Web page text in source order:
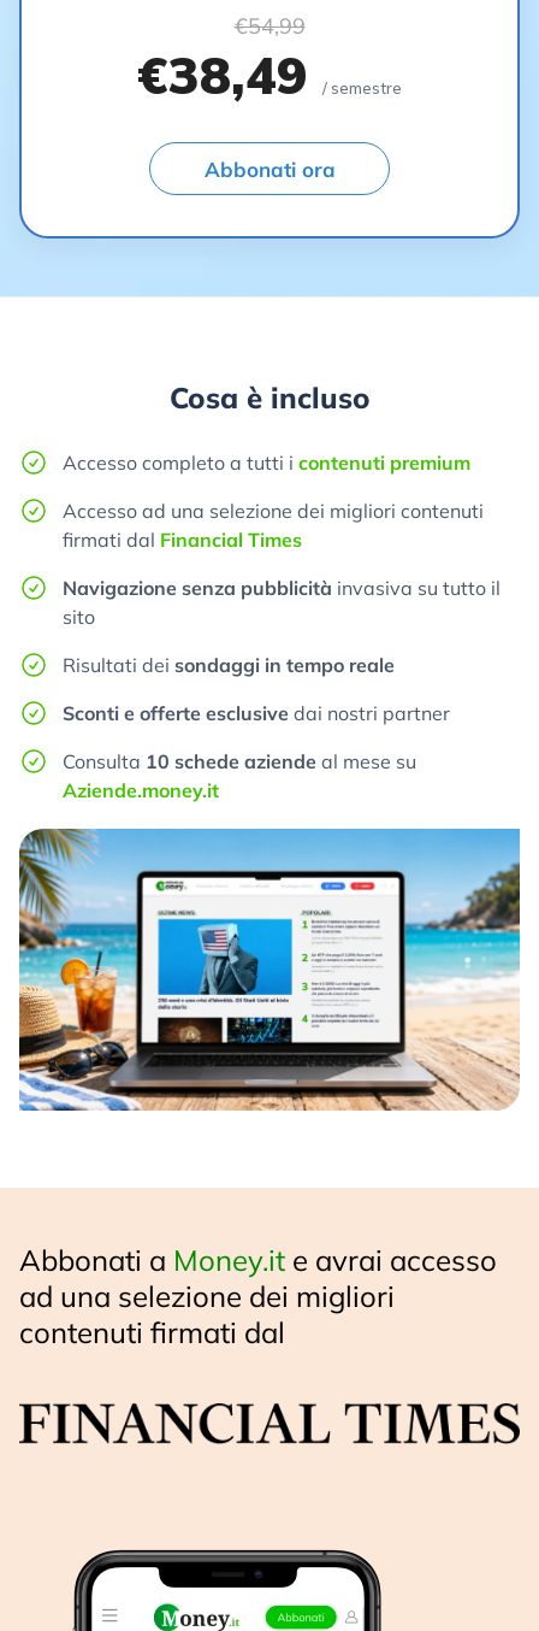
€54,99
€38,49 / semestre
Abbonati ora
Cosa è incluso
Accesso completo a tutti i contenuti premium
Accesso ad una selezione dei migliori contenuti
firmati dal Financial Times
Navigazione senza pubblicità invasiva su tutto il
sito
Risultati dei sondaggi in tempo reale
Sconti e offerte esclusive dai nostri partner
Consulta 10 schede aziende al mese su
Aziende.money.it
Abbonati a Money.it e avrai accesso
ad una selezione dei migliori
contenuti firmati dal